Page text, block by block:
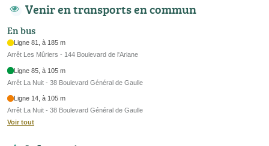
Venir en transports en commun
En bus
Ligne 81, à 185 m
Arrêt Les Mûriers - 144 Boulevard de l'Ariane
Ligne 85, à 105 m
Arrêt La Nuit - 38 Boulevard Général de Gaulle
Ligne 14, à 105 m
Arrêt La Nuit - 38 Boulevard Général de Gaulle
Voir tout